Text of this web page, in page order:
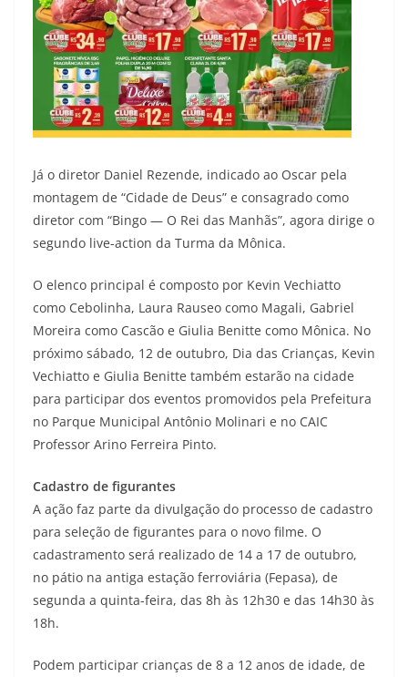
Já o diretor Daniel Rezende, indicado ao Oscar pela
montagem de “Cidade de Deus” e consagrado como
diretor com “Bingo — O Rei das Manhãs”, agora dirige o
segundo live-action da Turma da Mônica.
O elenco principal é composto por Kevin Vechiatto
como Cebolinha, Laura Rauseo como Magali, Gabriel
Moreira como Cascão e Giulia Benitte como Mônica. No
próximo sábado, 12 de outubro, Dia das Crianças, Kevin
Vechiatto e Giulia Benitte também estarão na cidade
para participar dos eventos promovidos pela Prefeitura
no Parque Municipal Antônio Molinari e no CAIC
Professor Arino Ferreira Pinto.
Cadastro de figurantes
A ação faz parte da divulgação do processo de cadastro
para seleção de figurantes para o novo filme. O
cadastramento será realizado de 14 a 17 de outubro,
no pátio na antiga estação ferroviária (Fepasa), de
segunda a quinta-feira, das 8h às 12h30 e das 14h30 às
18h.
Podem participar crianças de 8 a 12 anos de idade, de